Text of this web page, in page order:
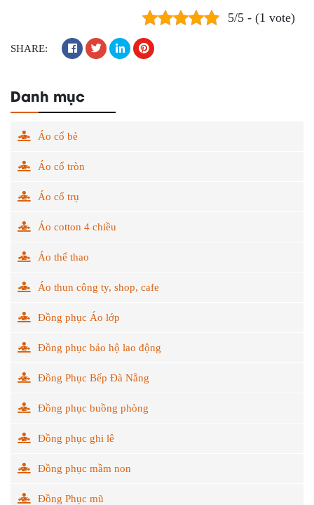
5/5 - (1 vote)
SHARE:
Danh mục
Áo cổ bẻ
Áo cổ tròn
Áo cổ trụ
Áo cotton 4 chiều
Áo thể thao
Áo thun công ty, shop, cafe
Đồng phục Áo lớp
Đồng phục bảo hộ lao động
Đồng Phục Bếp Đà Nẵng
Đồng phục buồng phòng
Đồng phục ghi lê
Đồng phục mầm non
Đồng Phục mũ